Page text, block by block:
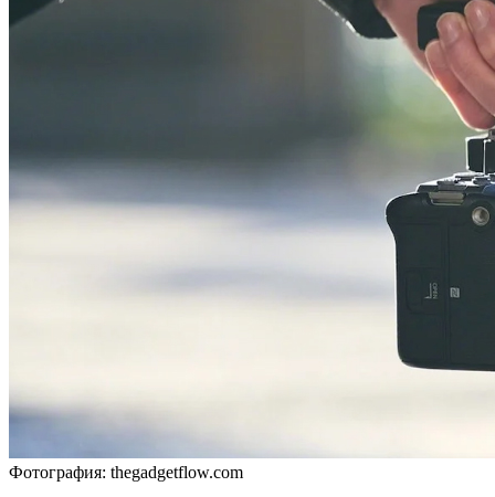
Фотография: thegadgetflow.com